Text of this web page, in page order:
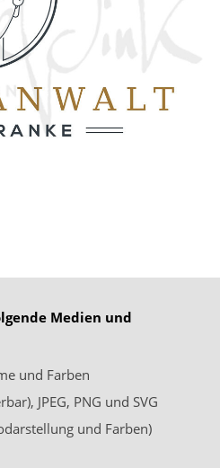
Medien und
und Farben
JPEG, PNG und SVG
und Farben)